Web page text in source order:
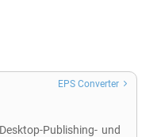
Publishing- und
EPS Converter